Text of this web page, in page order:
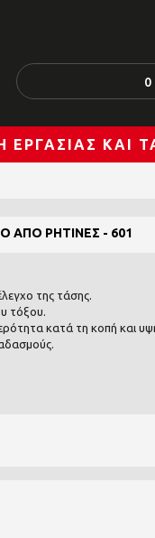
0
ΕΡΓΑΣΊΑΣ ΚΑΙ
ΑΠΌ ΡΗΤΊΝΕΣ - 601
της τάσης.
τόξου.
κατά τη κοπή και